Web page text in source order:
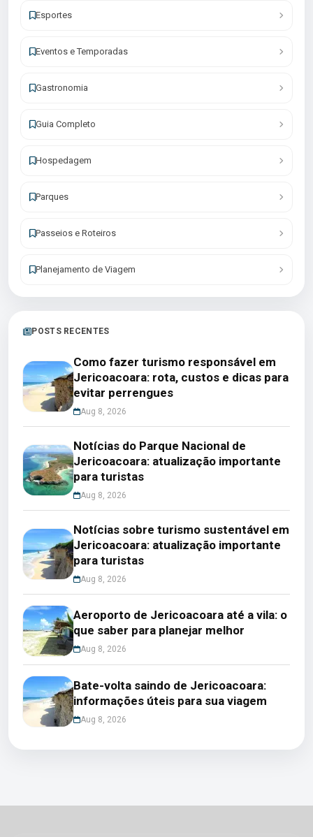
Esportes
Eventos e Temporadas
Gastronomia
Guia Completo
Hospedagem
Parques
Passeios e Roteiros
Planejamento de Viagem
POSTS RECENTES
Como fazer turismo responsável em
Jericoacoara: rota, custos e dicas para
evitar perrengues
Aug 8, 2026
Notícias do Parque Nacional de
Jericoacoara: atualização importante
para turistas
Aug 8, 2026
Notícias sobre turismo sustentável em
Jericoacoara: atualização importante
para turistas
Aug 8, 2026
Aeroporto de Jericoacoara até a vila: o
que saber para planejar melhor
Aug 8, 2026
Bate-volta saindo de Jericoacoara:
informações úteis para sua viagem
Aug 8, 2026